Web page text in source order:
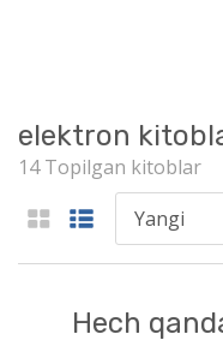
elektron
14 Topilgan kitoblar
Hech